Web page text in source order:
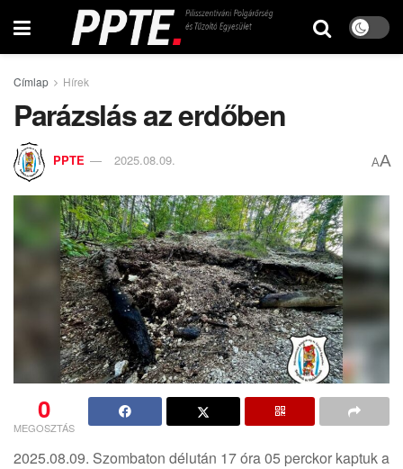
Címlap Hírek
Parázslás az erdőben
PPTE 2025.08.09. AA
0
MEGOSZTÁS
2025.08.09. Szombaton délután 17 óra 05 perckor kaptuk a